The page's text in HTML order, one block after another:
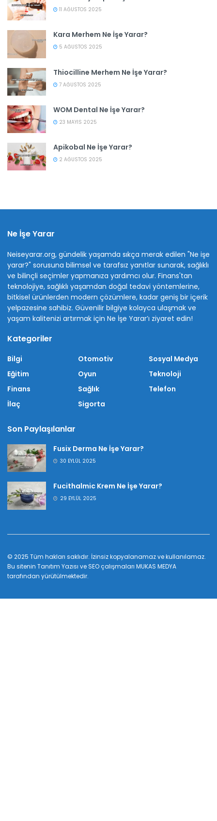
11 AĞUSTOS 2025
Kara Merhem Ne İşe Yarar?
5 AĞUSTOS 2025
Thiocilline Merhem Ne İşe Yarar?
7 AĞUSTOS 2025
WOM Dental Ne İşe Yarar?
23 MAYIS 2025
Apikobal Ne İşe Yarar?
2 AĞUSTOS 2025
Ne İşe Yarar
Neiseyarar.org, gündelik yaşamda sıkça merak edilen "Ne işe
yarar?" sorusuna bilimsel ve tarafsız yanıtlar sunarak, sağlıklı
ve bilinçli seçimler yapmanıza yardımcı olur. Finans'tan
teknolojiye, sağlıklı yaşamdan doğal tedavi yöntemlerine,
bitkisel ürünlerden modern çözümlere, kadar geniş bir içerik
yelpazesine sahibiz. Güvenilir bilgiye kolayca ulaşmak ve
yaşam kalitenizi artırmak için Ne İşe Yarar’ı ziyaret edin!
Kategoriler
Bilgi
Eğitim
Finans
İlaç
Otomotiv
Oyun
Sağlık
Sigorta
Sosyal Medya
Teknoloji
Telefon
Son Paylaşılanlar
Fusix Derma Ne İşe Yarar?
30 EYLÜL 2025
Fucithalmic Krem Ne İşe Yarar?
29 EYLÜL 2025
© 2025 Tüm hakları saklıdır. İzinsiz kopyalanamaz ve kullanılamaz.
Bu sitenin Tanıtım Yazısı ve SEO çalışmaları MUKAS MEDYA
tarafından yürütülmektedir.